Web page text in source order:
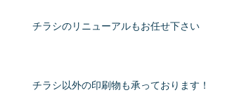
チラシのリニューアルもお任せ下さい
チラシ以外の印刷物も承っております！